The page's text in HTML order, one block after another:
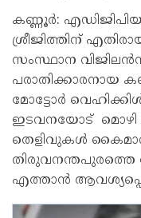
കണ്ണൂർ:
ശ്രീജിത്തിന്
സംസ്ഥാന
പരാതിക്കാരനായ
മോട്ടോർ
ഇടവനയോട് മൊഴി
തെളിവുകൾ
തിരുവനന്തപുരത്തെ
എത്താൻ